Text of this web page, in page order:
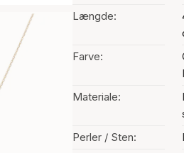
Længde:
Farve:
Materiale:
Perler / Sten: